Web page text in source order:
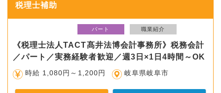
税理士補助
パート 職業紹介
《税理士法人TACT髙井法博会計事務所》税務会計
／パート／実務経験者歓迎／週3日×1日4時間～OK
時給 1,080円～1,200円 岐阜県岐阜市